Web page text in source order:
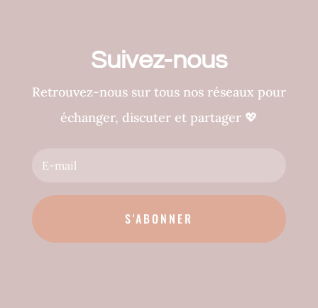
Suivez-nous
Retrouvez-nous sur tous nos réseaux pour
échanger, discuter et partager 💖
S'ABONNER